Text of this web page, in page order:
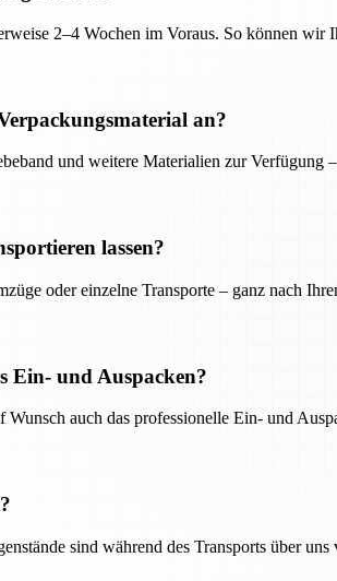
2–4 Wochen im Voraus. So können wir
an?
und weitere Materialien zur Verfügung
lassen?
oder einzelne Transporte – ganz nach
Ein- und Auspacken?
Wunsch auch das professionelle Ein- und
sind während des Transports über uns